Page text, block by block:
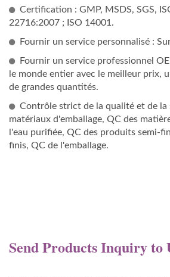
Certification : GMP, MSDS, SGS,
22716:2007 ; ISO 14001.
Fournir un service personnalisé :
Fournir un service professionnel
le monde entier avec le meilleur prix,
de grandes quantités.
Contrôle strict de la qualité et de la
matériaux d'emballage, QC des
l'eau purifiée, QC des produits semi-
finis, QC de l'emballage.